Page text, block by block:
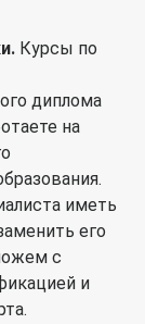
Курсы по
диплома
на
иметь
его
с
и